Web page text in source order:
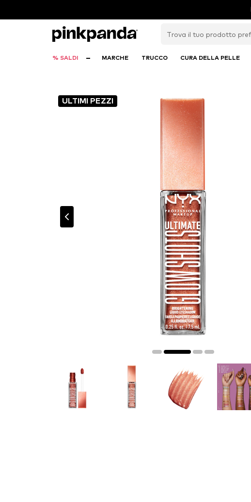
% SALDI MARCHE TRUCCO CURA DELLA PELLE
ULTIMI PEZZI